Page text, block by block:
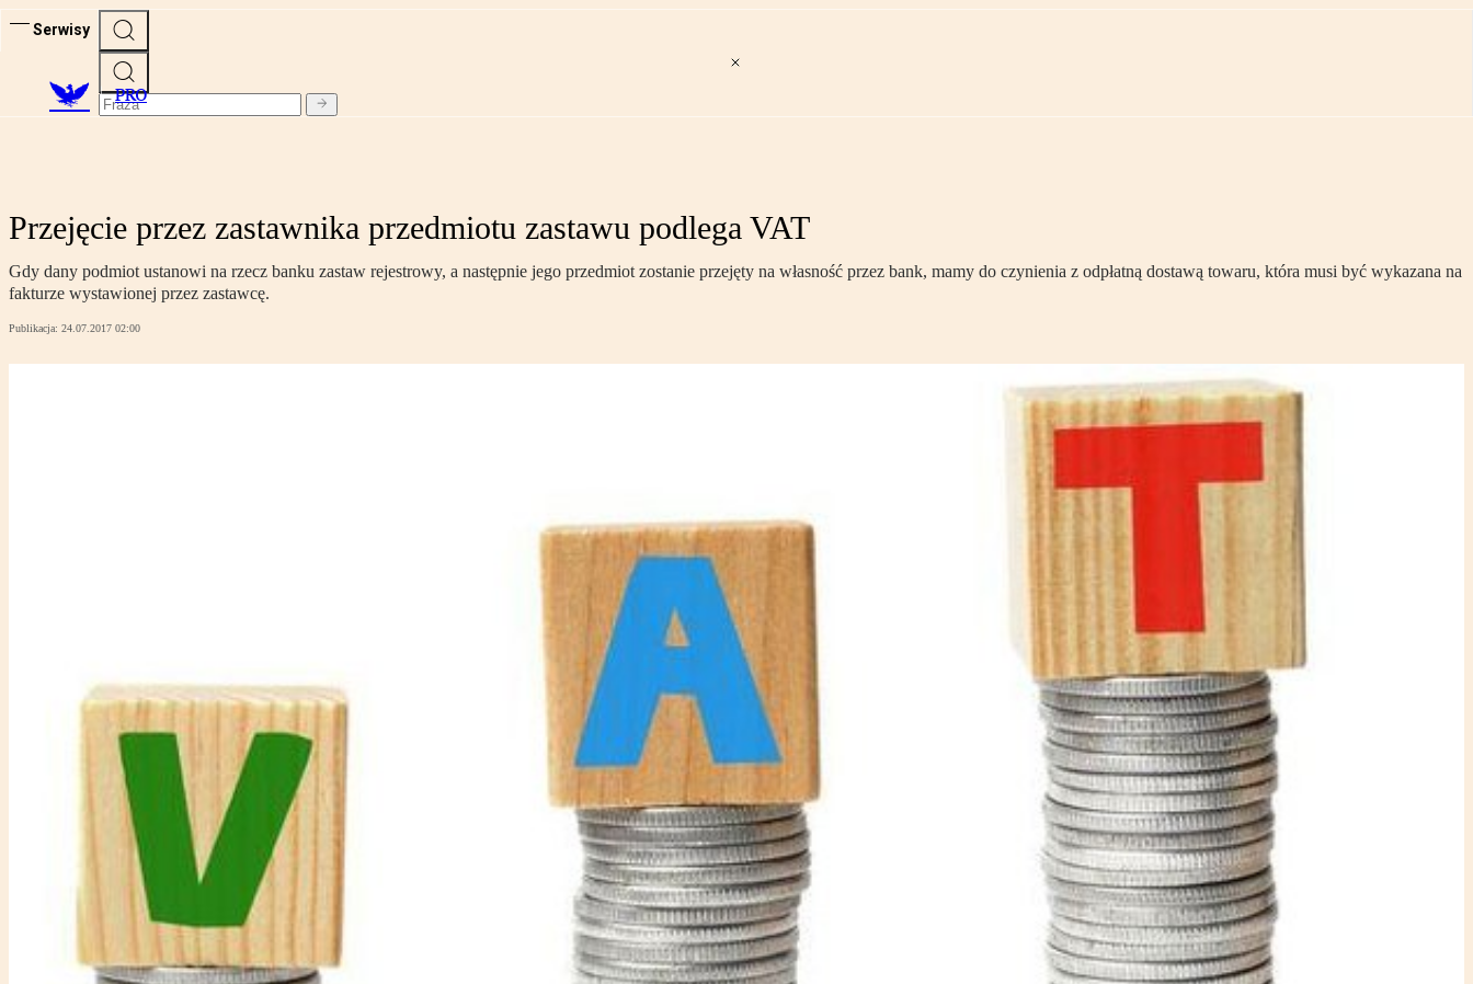
Serwisy
PRO
Przejęcie przez zastawnika przedmiotu zastawu podlega VAT
Gdy dany podmiot ustanowi na rzecz banku zastaw rejestrowy, a następnie jego przedmiot zostanie przejęty na własność przez bank, mamy do czynienia z odpłatną dostawą towaru, która musi być wykazana na
fakturze wystawionej przez zastawcę.
Publikacja: 24.07.2017 02:00